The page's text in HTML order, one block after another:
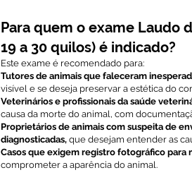
Para quem o exame Laudo
19 a 30 quilos) é indicado?
Este exame é recomendado para:
Tutores de animais que faleceram
visível e se deseja preservar a estética do
Veterinários e profissionais da saúde
causa da morte do animal, com
Proprietários de animais com suspeita de
diagnosticadas, que desejam entender as
Casos que exigem registro fotográfico para
comprometer a aparência do animal.